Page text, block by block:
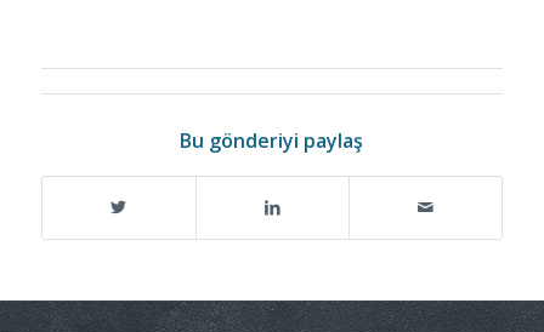
Bu gönderiyi paylaş